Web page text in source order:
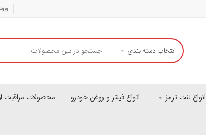
انتخاب دسته بندی
انواع لنت ترمز انواع فیلتر و روغن خودرو محصولات مراقبت